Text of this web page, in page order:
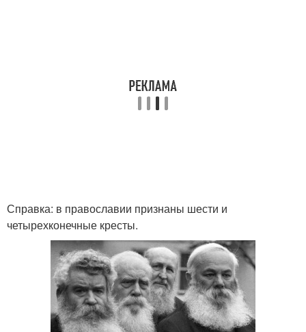
Справка: в православии признаны шести и
четырехконечные кресты.